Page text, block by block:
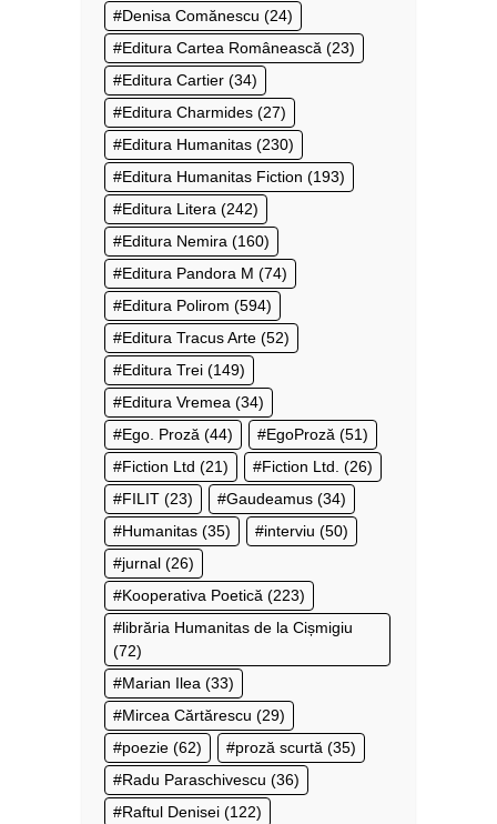
Denisa Comănescu (24)
Editura Cartea Românească (23)
Editura Cartier (34)
Editura Charmides (27)
Editura Humanitas (230)
Editura Humanitas Fiction (193)
Editura Litera (242)
Editura Nemira (160)
Editura Pandora M (74)
Editura Polirom (594)
Editura Tracus Arte (52)
Editura Trei (149)
Editura Vremea (34)
Ego. Proză (44) EgoProză (51)
Fiction Ltd (21) Fiction Ltd. (26)
FILIT (23) Gaudeamus (34)
Humanitas (35) interviu (50)
jurnal (26)
Kooperativa Poetică (223)
librăria Humanitas de la Cișmigiu
(72)
Marian Ilea (33)
Mircea Cărtărescu (29)
poezie (62) proză scurtă (35)
Radu Paraschivescu (36)
Raftul Denisei (122)